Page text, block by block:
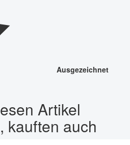
Ausgezeichnet
Artikel
kauften auch